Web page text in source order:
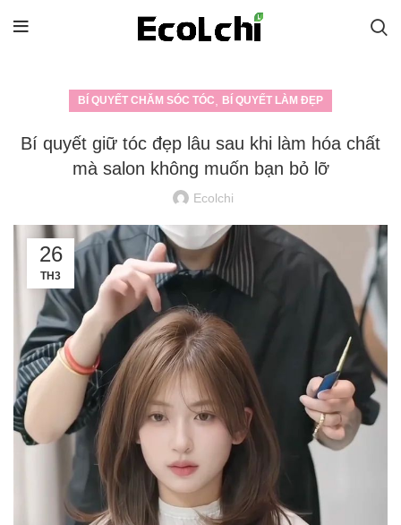
BÍ QUYẾT CHĂM SÓC TÓC BÍ QUYẾT LÀM ĐẸP
Bí quyết giữ tóc đẹp lâu sau khi làm hóa chất
mà salon không muốn bạn bỏ lỡ
Ecolchi
26
TH3